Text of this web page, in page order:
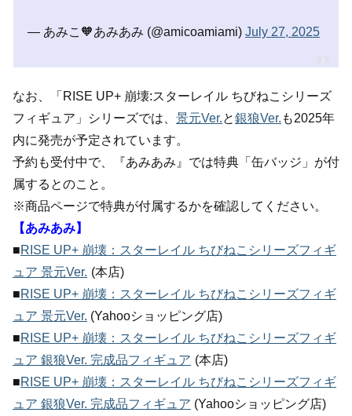
— あみこ🧡あみあみ (@amicoamiami) July 27, 2025
なお、「RISE UP+ 崩壊:スターレイル ちびねこシリーズ
フィギュア」シリーズでは、 景元Ver.と銀狼Ver. も2025年
内に発売が予定されています。
予約も受付中で、『あみあみ』では特典「缶バッジ」が付
属するとのこと。
※商品ページで特典が付属するかを確認してください。
【あみあみ】
■RISE UP+ 崩壊：スターレイル ちびねこシリーズフィギ
ュア 景元Ver. (本店)
■RISE UP+ 崩壊：スターレイル ちびねこシリーズフィギ
ュア 景元Ver. (Yahooショッピング店)
■RISE UP+ 崩壊：スターレイル ちびねこシリーズフィギ
ュア 銀狼Ver. 完成品フィギュア (本店)
■RISE UP+ 崩壊：スターレイル ちびねこシリーズフィギ
ュア 銀狼Ver. 完成品フィギュア (Yahooショッピング店)